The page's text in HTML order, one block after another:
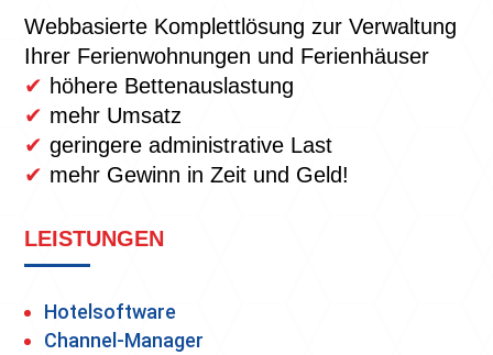
Webbasierte Komplettlösung zur Verwaltung
Ihrer Ferienwohnungen und Ferienhäuser
✔ höhere Bettenauslastung
✔ mehr Umsatz
✔ geringere administrative Last
✔ mehr Gewinn in Zeit und Geld!
LEISTUNGEN
Hotelsoftware
Channel-Manager